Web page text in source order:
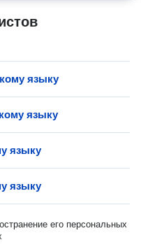
языку
языку
языку
языку
его персональных